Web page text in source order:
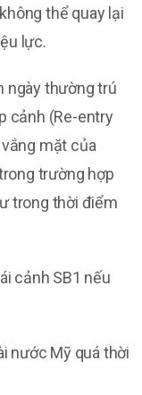
thể quay lại
lực.
ngày thường trú
cảnh (Re-entry
mặt của
trường hợp
trong thời điểm
cảnh SB1 nếu
nước Mỹ quá thời